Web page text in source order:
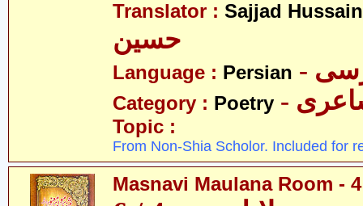
Translator : Sajjad Hussain
حسین
Language : Persian
Category : Poetry
Topic :
From Non-Shia Scholor. Included for
Masnavi Maulana Room -